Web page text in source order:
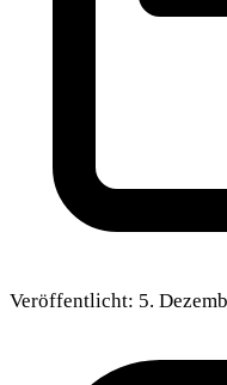
Veröffentlicht: 5.